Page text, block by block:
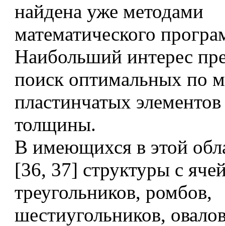
найдена уже методами
математического
Наибольший интерес
поиск оптимальных по
пластинчатых
толщины.
В имеющихся в этой
[36, 37] структуры с
треугольников, ромбов,
шестиугольников,